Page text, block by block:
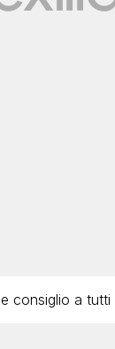
consiglio a tutti